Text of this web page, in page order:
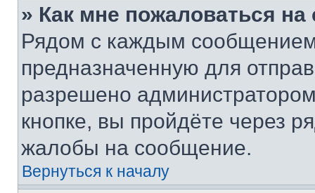
» Как мне пожаловаться
Рядом с каждым сообщением
предназначенную для
разрешено
кнопке, вы пройдёте через
жалобы на сообщение.
Вернуться к началу